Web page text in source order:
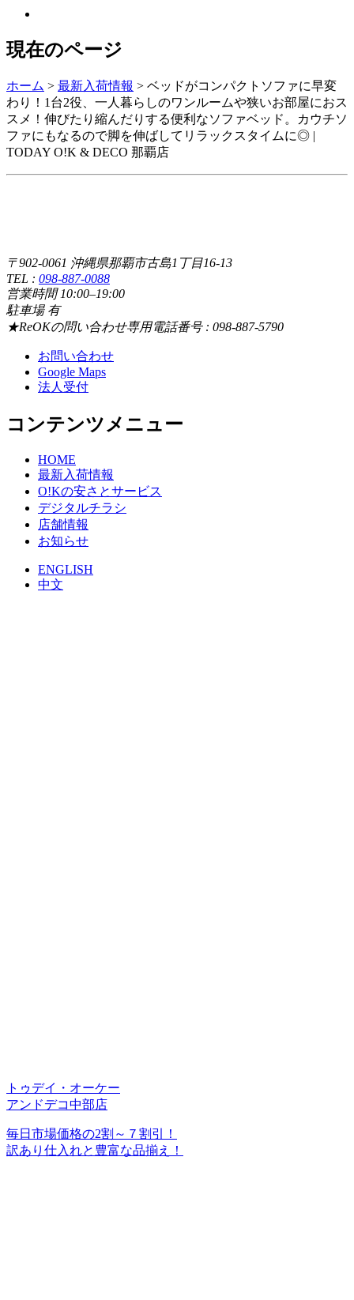
現在のページ
ホーム > 最新入荷情報 > ベッドがコンパクトソファに早変
わり！1台2役、一人暮らしのワンルームや狭いお部屋におス
スメ！伸びたり縮んだりする便利なソファベッド。カウチソ
ファにもなるので脚を伸ばしてリラックスタイムに◎ |
TODAY O!K & DECO 那覇店
〒902-0061 沖縄県那覇市古島1丁目16-13
TEL : 098-887-0088
営業時間 10:00–19:00
駐車場 有
★ReOKの問い合わせ専用電話番号 : 098-887-5790
お問い合わせ
Google Maps
法人受付
コンテンツメニュー
HOME
最新入荷情報
O!Kの安さとサービス
デジタルチラシ
店舗情報
お知らせ
ENGLISH
中文
トゥデイ・オーケー
アンドデコ中部店
毎日市場価格の2割～７割引！
訳あり仕入れと豊富な品揃え！